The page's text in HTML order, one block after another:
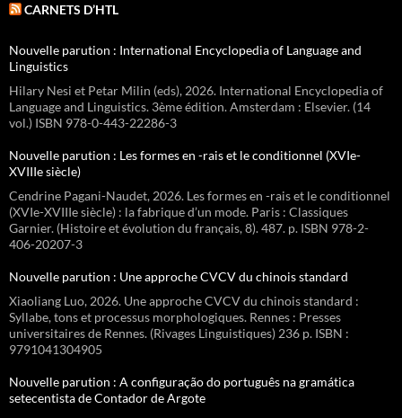
CARNETS D’HTL
Nouvelle parution : International Encyclopedia of Language and
Linguistics
Hilary Nesi et Petar Milin (eds), 2026. International Encyclopedia of
Language and Linguistics. 3ème édition. Amsterdam : Elsevier. (14
vol.) ISBN 978-0-443-22286-3
Nouvelle parution : Les formes en -rais et le conditionnel (XVIe-
XVIIIe siècle)
Cendrine Pagani-Naudet, 2026. Les formes en -rais et le conditionnel
(XVIe-XVIIIe siècle) : la fabrique d’un mode. Paris : Classiques
Garnier. (Histoire et évolution du français, 8). 487. p. ISBN 978-2-
406-20207-3
Nouvelle parution : Une approche CVCV du chinois standard
Xiaoliang Luo, 2026. Une approche CVCV du chinois standard :
Syllabe, tons et processus morphologiques. Rennes : Presses
universitaires de Rennes. (Rivages Linguistiques) 236 p. ISBN :
9791041304905
Nouvelle parution : A configuração do português na gramática
setecentista de Contador de Argote